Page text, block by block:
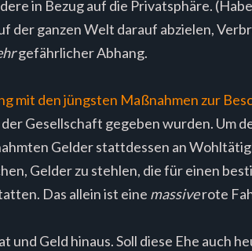
in Bezug auf die Privatsphäre.
der ganzen Welt darauf abzielen,
gefährlicher Abhang.
mit den jüngsten Maßnahmen zur
Gesellschaft gegeben wurden. Um
Gelder stattdessen an
Gelder zu stehlen, die für einen
Das allein ist eine massiverote
und Geld hinaus. Soll diese Ehe auch